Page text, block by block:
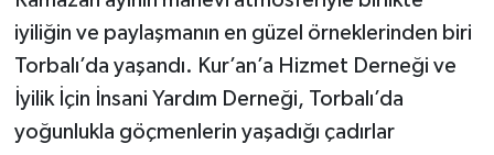
iyiliğin ve paylaşmanın en güzel örneklerinden biri
Torbalı’da yaşandı. Kur’an’a Hizmet Derneği ve
İyilik İçin İnsani Yardım Derneği, Torbalı’da
yoğunlukla göçmenlerin yaşadığı çadırlar